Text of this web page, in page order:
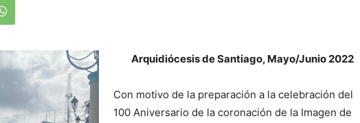
Arquidiócesis de Santiago, Mayo/Junio 2022
Con motivo de la preparación a la celebración del
100 Aniversario de la coronación de la Imagen de